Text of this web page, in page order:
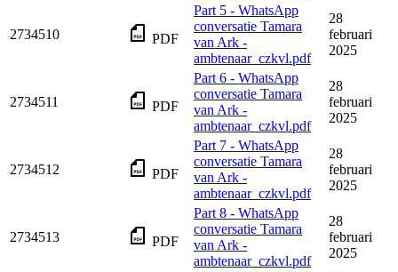
2734510 PDF
Part 5 - WhatsApp
conversatie Tamara
van Ark -
ambtenaar_czkvl.pdf
28
februari
2025
2734511 PDF
Part 6 - WhatsApp
conversatie Tamara
van Ark -
ambtenaar_czkvl.pdf
28
februari
2025
2734512 PDF
Part 7 - WhatsApp
conversatie Tamara
van Ark -
ambtenaar_czkvl.pdf
28
februari
2025
2734513 PDF
Part 8 - WhatsApp
conversatie Tamara
van Ark -
ambtenaar_czkvl.pdf
28
februari
2025